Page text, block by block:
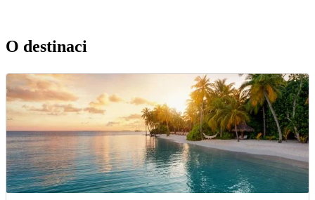
O destinaci